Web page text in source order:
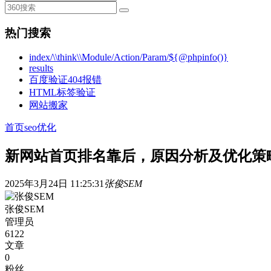
热门搜索
index/\\think\\Module/Action/Param/${@phpinfo()}
results
百度验证404报错
HTML标签验证
网站搬家
首页seo优化
新网站首页排名靠后，原因分析及优化策
2025年3月24日 11:25:31 张俊SEM
张俊SEM
管理员
6122
文章
0